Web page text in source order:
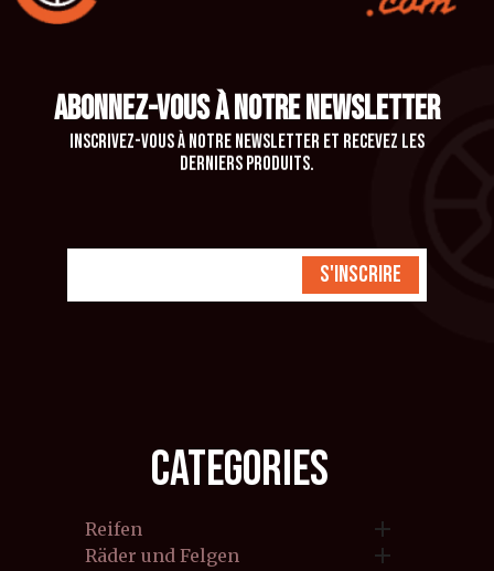
ABONNEZ-VOUS À NOTRE NEWSLETTER
Inscrivez-vous à notre newsletter et recevez les
derniers produits.
S'inscrire
CATEGORIES
Reifen 
Räder und Felgen 